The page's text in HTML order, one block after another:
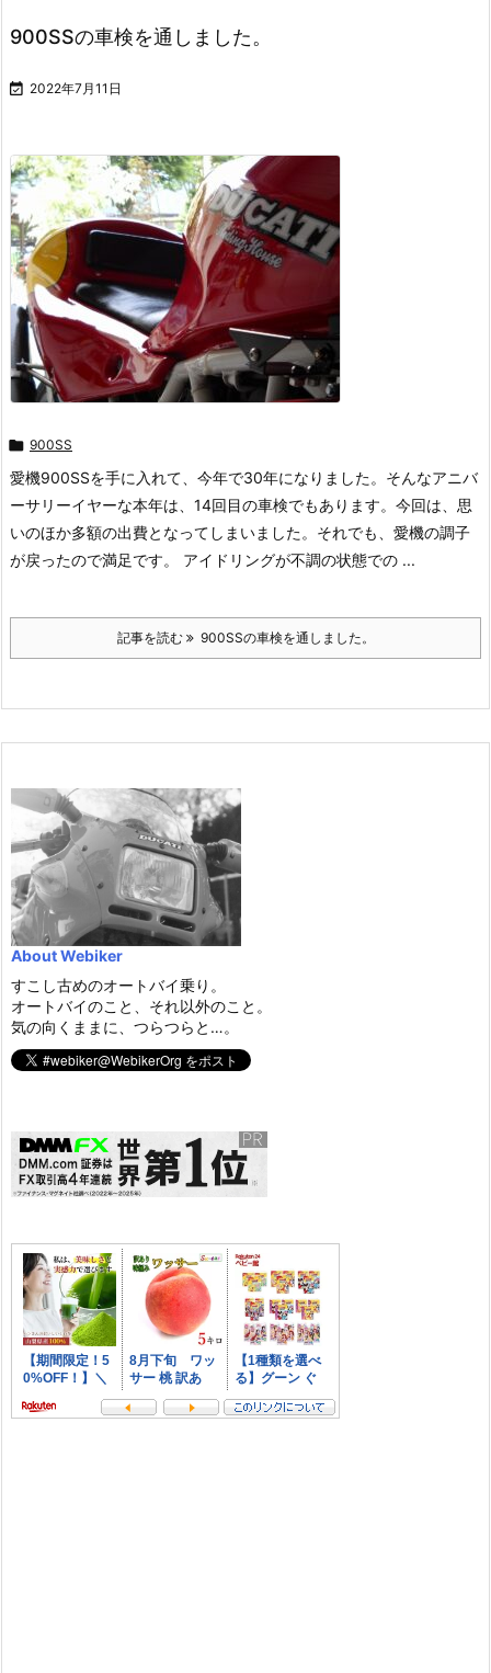
900SSの車検を通しました。
 2022年7月11日
 900SS
愛機900SSを手に入れて、今年で30年になりました。そんなアニバ
ーサリーイヤーな本年は、14回目の車検でもあります。今回は、思
いのほか多額の出費となってしまいました。それでも、愛機の調子
が戻ったので満足です。 アイドリングが不調の状態での ...
記事を読む 900SSの車検を通しました。
About Webiker
すこし古めのオートバイ乗り。
オートバイのこと、それ以外のこと。
気の向くままに、つらつらと…。